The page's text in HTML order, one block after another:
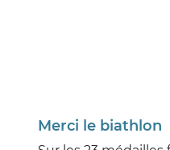
Merci le biathlon